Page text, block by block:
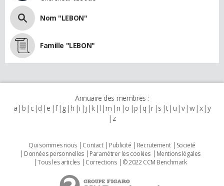
Nom "LEBON"
Famille "LEBON"
Annuaire des membres :
a b c d e f g h i j k l m n o p q r s t u v w x y
z
Qui sommes nous Contact Publicité Recrutement
Societé
Données personnelles
Paramétrer les cookies
Mentions légales
Tous les articles
Corrections © 2022 CCM Benchmark